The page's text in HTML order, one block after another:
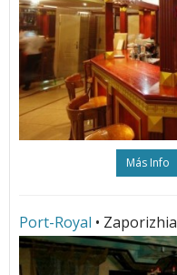
Más Info
Port-Royal • Zaporizhia